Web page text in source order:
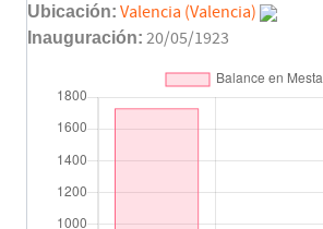
Ubicación: Valencia (Valencia)
Inauguración: 20/05/1923